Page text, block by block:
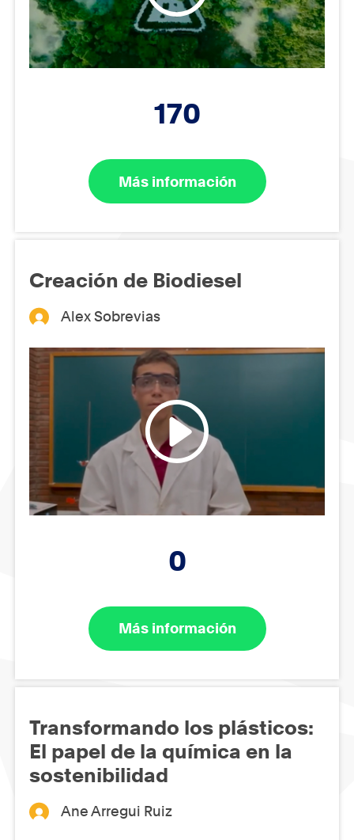
170
Más información
Creación de Biodiesel
Alex Sobrevias
0
Más información
Transformando los plásticos:
El papel de la química en la
sostenibilidad
Ane Arregui Ruiz